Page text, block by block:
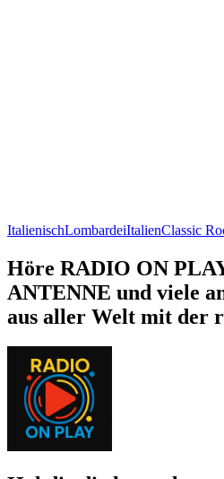
ItalienischLombardeiItalienClassic
Höre RADIO ON
ANTENNE und viele
aus aller Welt mit der